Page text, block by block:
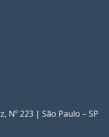
Nº 223 | São Paulo – SP